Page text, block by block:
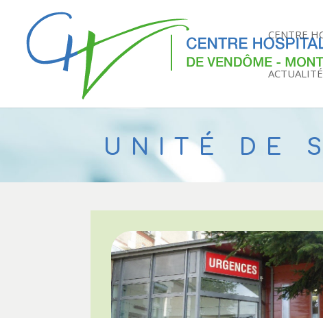
CENTRE
UNITÉ DE